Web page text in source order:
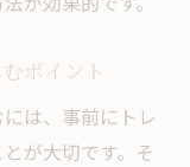
ポイント
は、事前にトレ
が大切です。そ